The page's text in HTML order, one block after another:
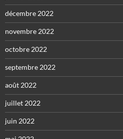
décembre 2022
novembre 2022
octobre 2022
septembre 2022
août 2022
juillet 2022
juin 2022